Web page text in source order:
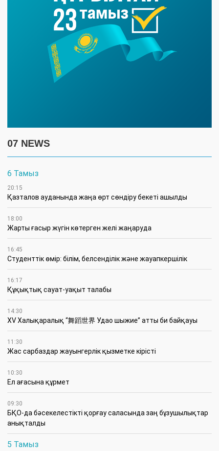
07 NEWS
6 Тамыз
20:15
Қазталов ауданында жаңа өрт сөндіру бекеті ашылды
18:00
Жарты ғасыр жүгін көтерген желі жаңаруда
16:45
Студенттік өмір: білім, белсенділік және жауапкершілік
16:17
Құқықтық сауат-уақыт талабы
14:30
XV Халықаралық “舞蹈世界 Удао шыжие” атты би байқауы
11:30
Жас сарбаздар жауынгерлік қызметке кірісті
10:30
Ел ағасына құрмет
09:30
БҚО-да бәсекелестікті қорғау саласында заң бұзушылықтар
анықталды
5 Тамыз